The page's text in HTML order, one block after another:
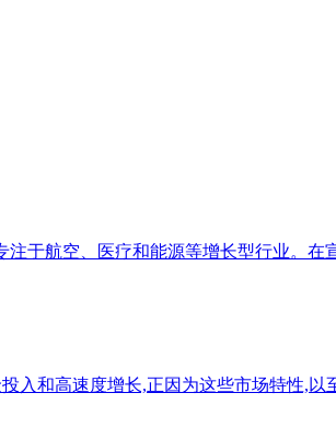
于航空、医疗和能源等增长型行业。在
入和高速度增长,正因为这些市场特性,以